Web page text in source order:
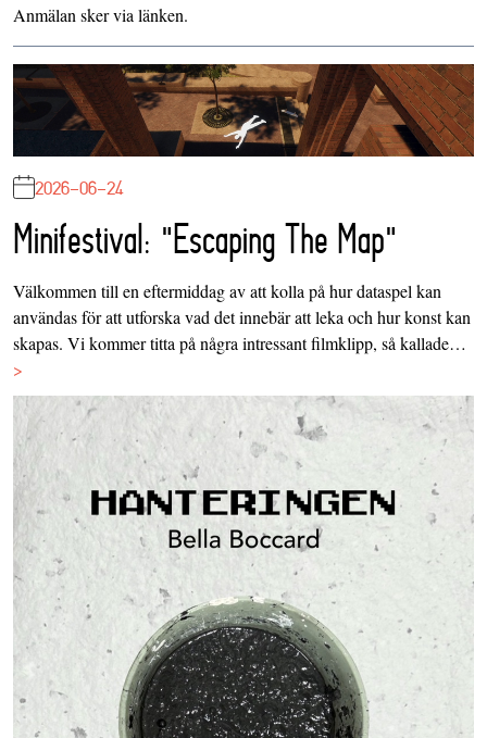
Anmälan sker via länken.
2026-06-24
Minifestival: "Escaping The Map"
Välkommen till en eftermiddag av att kolla på hur dataspel kan
användas för att utforska vad det innebär att leka och hur konst kan
skapas. Vi kommer titta på några intressant filmklipp, så kallade…
>